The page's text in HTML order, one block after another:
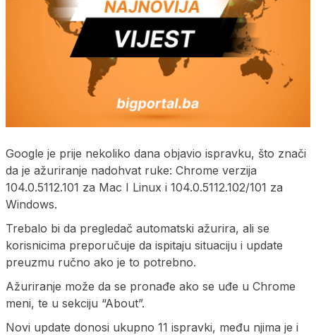
Google je prije nekoliko dana objavio ispravku, što znači
da je ažuriranje nadohvat ruke: Chrome verzija
104.0.5112.101 za Mac I Linux i 104.0.5112.102/101 za
Windows.
Trebalo bi da pregledač automatski ažurira, ali se
korisnicima preporučuje da ispitaju situaciju i update
preuzmu ručno ako je to potrebno.
Ažuriranje može da se pronađe ako se uđe u Chrome
meni, te u sekciju “About”.
Novi update donosi ukupno 11 ispravki, među njima je i